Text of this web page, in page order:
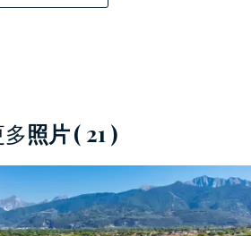
屋分布在两层楼，共有五间卧
外，还可以找到适合容纳停车
结构。 内部目前配置为公共
尔米堡市警察总部的所在
从而为个性化提供了充足的
原来的住宅用途，将房屋改
组成的两户别墅，不增加任
照片( 21 )